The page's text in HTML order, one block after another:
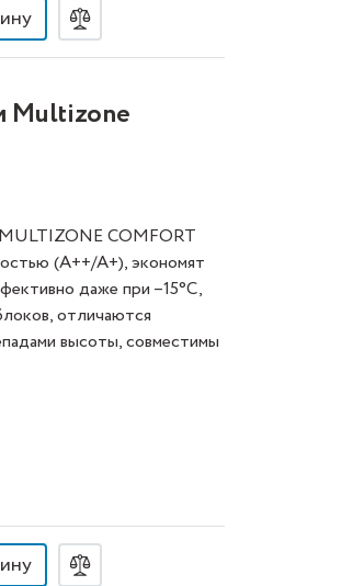
Multizone
COMFORT
(А++/A+), экономят
даже при –15°C,
отличаются
высоты, совместимы